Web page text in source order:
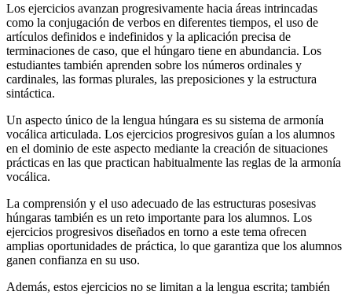
Los ejercicios avanzan progresivamente hacia áreas intrincadas
como la conjugación de verbos en diferentes tiempos, el uso de
artículos definidos e indefinidos y la aplicación precisa de
terminaciones de caso, que el húngaro tiene en abundancia. Los
estudiantes también aprenden sobre los números ordinales y
cardinales, las formas plurales, las preposiciones y la estructura
sintáctica.
Un aspecto único de la lengua húngara es su sistema de armonía
vocálica articulada. Los ejercicios progresivos guían a los alumnos
en el dominio de este aspecto mediante la creación de situaciones
prácticas en las que practican habitualmente las reglas de la armonía
vocálica.
La comprensión y el uso adecuado de las estructuras posesivas
húngaras también es un reto importante para los alumnos. Los
ejercicios progresivos diseñados en torno a este tema ofrecen
amplias oportunidades de práctica, lo que garantiza que los alumnos
ganen confianza en su uso.
Además, estos ejercicios no se limitan a la lengua escrita; también